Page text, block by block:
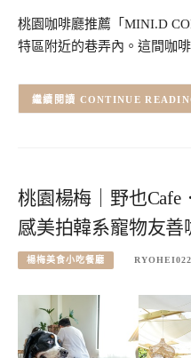
桃園咖啡廳推薦「MINI.D
特區附近的巷弄內。這間咖
CONTINUE
桃園楊梅｜野也Cafe
感美拍韓系寵物友善
楊梅美食小吃餐廳